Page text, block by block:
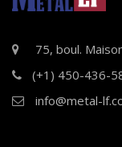
75, boul.
(+1) 450-436-
info@metal-